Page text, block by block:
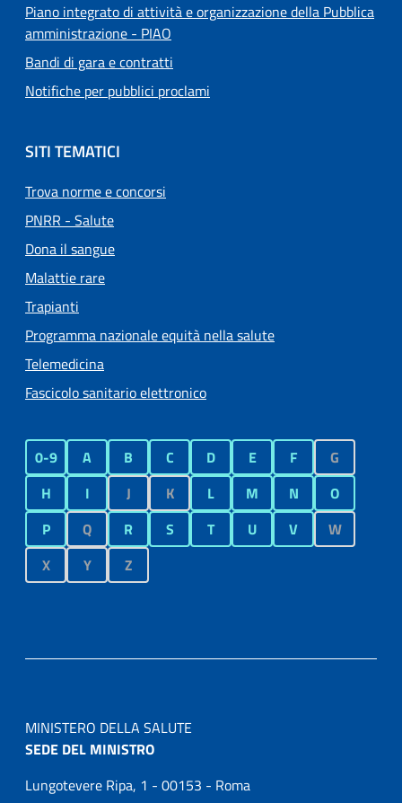
Piano integrato di attività e organizzazione della Pubblica
amministrazione - PIAO
Bandi di gara e contratti
Notifiche per pubblici proclami
SITI TEMATICI
Trova norme e concorsi
PNRR - Salute
Dona il sangue
Malattie rare
Trapianti
Programma nazionale equità nella salute
Telemedicina
Fascicolo sanitario elettronico
0-9 A B C D E F
G
H
I J K L M N
O
P
Q R S T U V
W
X
Y Z
MINISTERO DELLA SALUTE
SEDE DEL MINISTRO
Lungotevere Ripa, 1 - 00153 - Roma